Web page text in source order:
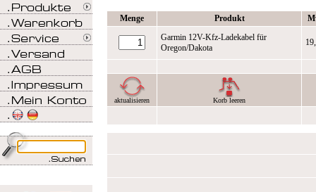
Menge Produkt
Garmin 12V-Kfz-Ladekabel für
Oregon/Dakota
aktualisieren Korb leeren